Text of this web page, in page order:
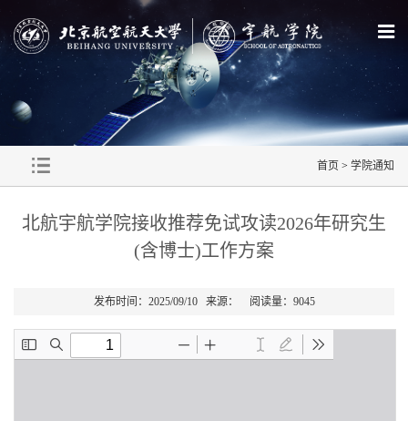
首页 > 学院通知
北航宇航学院接收推荐免试攻读2026年研究生
(含博士)工作方案
发布时间：2025/09/10 来源： 阅读量： 9045